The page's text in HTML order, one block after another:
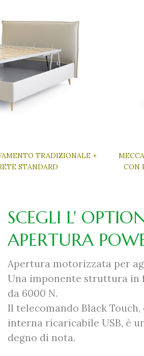
TRADIZIONALE +
STANDARD
CON
SCEGLI L'
APERTURA
Apertura motorizzata per
Una imponente struttura in
da 6000 N.
Il telecomando Black
interna ricaricabile USB, è
degno di nota.